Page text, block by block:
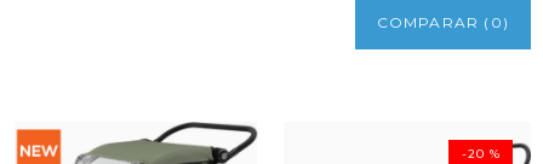
COMPARAR ( 0 )
-20 %